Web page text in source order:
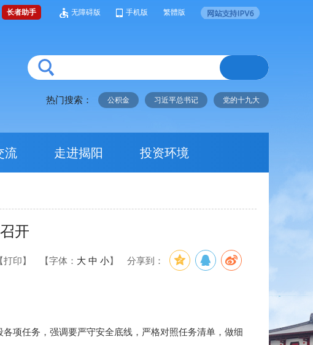
长者助手 无障碍版 手机版 繁體版
热门搜索： 公积金 习近平总书记 党的十九大
流 走进揭阳 投资环境
开
【打印】 【字体： 大 中 小】 分享到：
项任务，强调要严守安全底线，严格对照任务清单，做细